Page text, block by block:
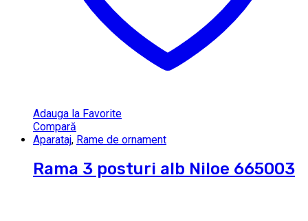
Adauga la Favorite
Compară
Aparataj, Rame de ornament
Rama 3 posturi alb Niloe 665003